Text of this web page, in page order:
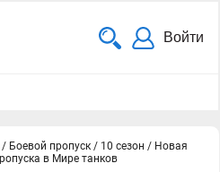
Войти
/ Боевой пропуск / 10 сезон / Новая
в Мире танков